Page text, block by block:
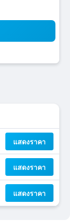
แสดงราคา
แสดงราคา
แสดงราคา